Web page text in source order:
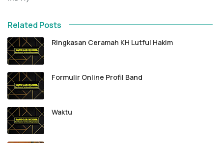
Related Posts
Ringkasan Ceramah KH Lutful Hakim
Formulir Online Profil Band
Waktu